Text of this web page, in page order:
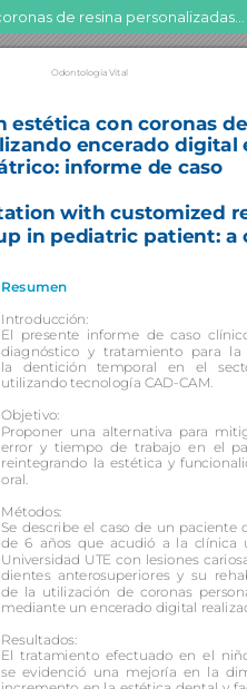
Rehabilitación estética con coronas de resina personalizadas utilizando encerado digital en paciente pediátrico: informe de caso